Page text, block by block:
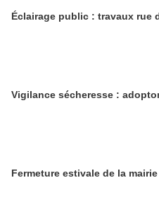
Éclairage public : travaux rue
Vigilance sécheresse :
​​​​​​​Fermeture estivale de la mairie